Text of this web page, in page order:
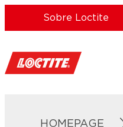
Sobre Loctite
HOMEPAGE